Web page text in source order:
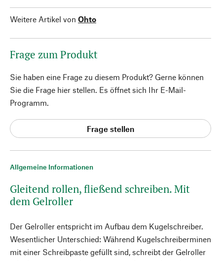
Allgemeine Informationen
Gleitend rollen, fließend schreiben. Mit
dem Gelroller
Der Gelroller entspricht im Aufbau dem Kugelschreiber.
Wesentlicher Unterschied: Während Kugelschreiberminen
mit einer Schreibpaste gefüllt sind, schreibt der Gelroller
Weitere Artikel von Ohto
Frage zum Produkt
Sie haben eine Frage zu diesem Produkt? Gerne können
Sie die Frage hier stellen. Es öffnet sich Ihr E-Mail-
Programm.
Frage stellen